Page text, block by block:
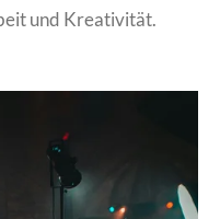
und Kreativität.